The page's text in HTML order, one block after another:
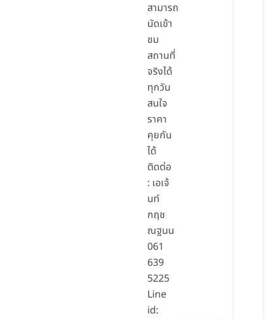
สามารถ
นัดเข้า
ชม
สถานที่
จริงได้
ทุกวัน
สนใจ
ราคา
คุยกัน
ได้
ติดต่อ
: เอเจ้
นท์
กฤช
ณฐนน
061
639
5225
Line
id: